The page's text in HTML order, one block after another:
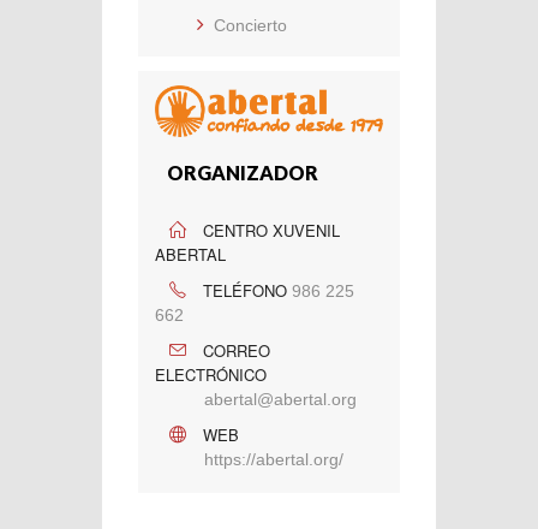
Concierto
ORGANIZADOR
CENTRO XUVENIL
ABERTAL
TELÉFONO 986 225
662
CORREO
ELECTRÓNICO
abertal@abertal.org
WEB
https://abertal.org/